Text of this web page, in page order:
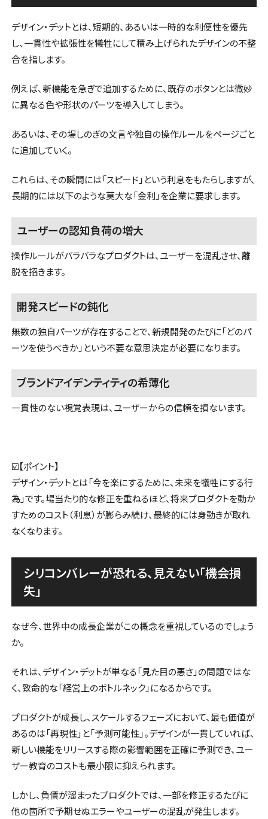
デザイン・デットとは、短期的、あるいは一時的な利便性を優先
し、一貫性や拡張性を犠牲にして積み上げられたデザインの不整
合を指します。
例えば、新機能を急ぎで追加するために、既存のボタンとは微妙
に異なる色や形状のパーツを導入してしまう。
あるいは、その場しのぎの文言や独自の操作ルールをページごと
に追加していく。
これらは、その瞬間には「スピード」という利息をもたらしますが、
長期的には以下のような莫大な「金利」を企業に要求します。
ユーザーの認知負荷の増大
操作ルールがバラバラなプロダクトは、ユーザーを混乱させ、離
脱を招きます。
開発スピードの鈍化
無数の独自パーツが存在することで、新規開発のたびに「どのパ
ーツを使うべきか」という不要な意思決定が必要になります。
ブランドアイデンティティの希薄化
一貫性のない視覚表現は、ユーザーからの信頼を損ないます。
☑️【ポイント】
デザイン・デットとは「今を楽にするために、未来を犠牲にする行
為」です。場当たり的な修正を重ねるほど、将来プロダクトを動か
すためのコスト（利息）が膨らみ続け、最終的には身動きが取れ
なくなります。
シリコンバレーが恐れる、見えない「機会損
失」
なぜ今、世界中の成長企業がこの概念を重視しているのでしょう
か。
それは、デザイン・デットが単なる「見た目の悪さ」の問題ではな
く、致命的な「経営上のボトルネック」になるからです。
プロダクトが成長し、スケールするフェーズにおいて、最も価値が
あるのは「再現性」と「予測可能性」。デザインが一貫していれば、
新しい機能をリリースする際の影響範囲を正確に予測でき、ユー
ザー教育のコストも最小限に抑えられます。
しかし、負債が溜まったプロダクトでは、一部を修正するたびに
他の箇所で予期せぬエラーやユーザーの混乱が発生します。